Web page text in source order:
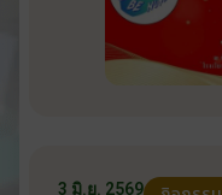
3 มิ.ย. 2569